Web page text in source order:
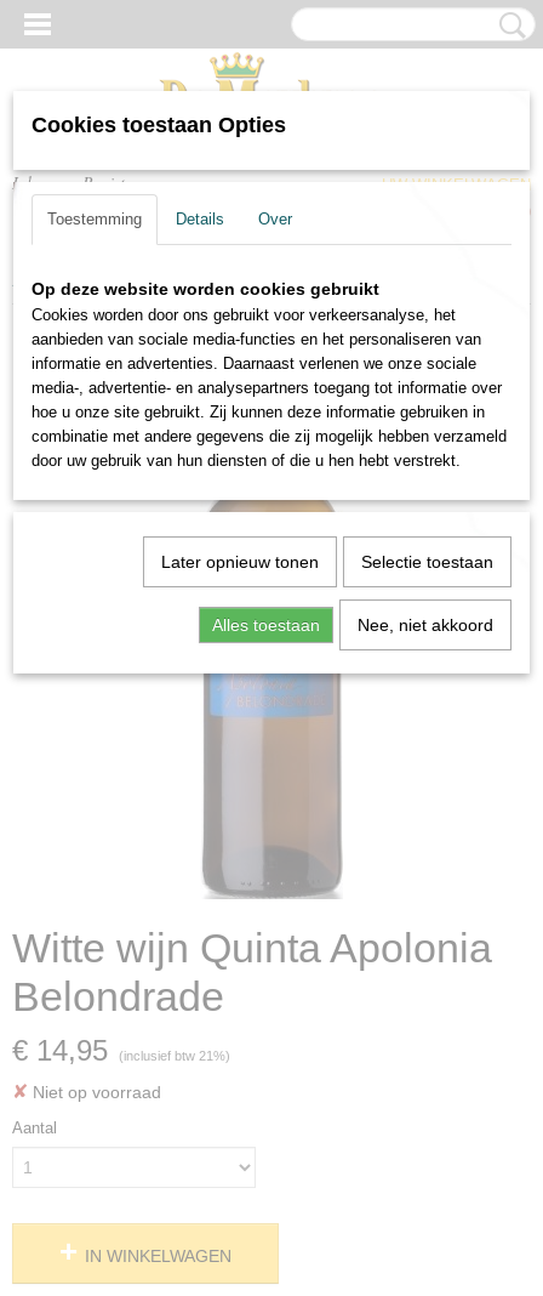
Inloggen Registreren
UW WINKELWAGEN
(0)
Home > > Witte wijnen Witte wijn Quinta Apolonia Belondrade
Witte wijn Quinta Apolonia
Belondrade
€ 14,95 (inclusief btw 21%)
✘ Niet op voorraad
Aantal
IN WINKELWAGEN
Cookies toestaan Opties
Toestemming Details Over
Op deze website worden cookies gebruikt
Cookies worden door ons gebruikt voor verkeersanalyse, het
aanbieden van sociale media-functies en het personaliseren van
informatie en advertenties. Daarnaast verlenen we onze sociale
media-, advertentie- en analysepartners toegang tot informatie over
hoe u onze site gebruikt. Zij kunnen deze informatie gebruiken in
combinatie met andere gegevens die zij mogelijk hebben verzameld
door uw gebruik van hun diensten of die u hen hebt verstrekt.
Later opnieuw tonen Selectie toestaan
Alles toestaan Nee, niet akkoord